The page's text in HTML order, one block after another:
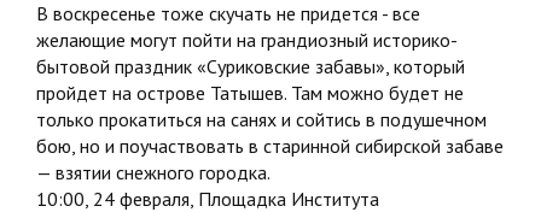
В воскресенье тоже скучать не придется - все
желающие могут пойти на грандиозный историко-
бытовой праздник «Суриковские забавы», который
пройдет на острове Татышев. Там можно будет не
только прокатиться на санях и сойтись в подушечном
бою, но и поучаствовать в старинной сибирской забаве
— взятии снежного городка.
10:00, 24 февраля, Площадка Института